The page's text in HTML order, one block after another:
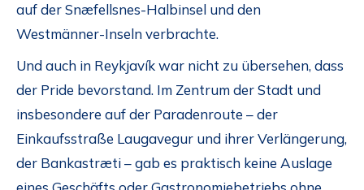
auf der Snæfellsnes-Halbinsel und den
Westmänner-Inseln verbrachte.
Und auch in Reykjavík war nicht zu übersehen, dass
der Pride bevorstand. Im Zentrum der Stadt und
insbesondere auf der Paradenroute – der
Einkaufsstraße Laugavegur und ihrer Verlängerung,
der Bankastræti – gab es praktisch keine Auslage